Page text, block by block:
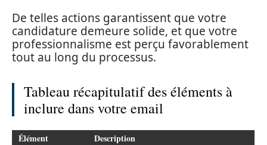
De telles actions garantissent que votre
candidature demeure solide, et que votre
professionnalisme est perçu favorablement
tout au long du processus.
Tableau récapitulatif des éléments à
inclure dans votre email
Élément Description